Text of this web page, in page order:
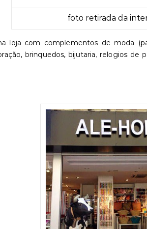
foto retirada da
loja com complementos de moda
brinquedos, bijutaria, relogios de